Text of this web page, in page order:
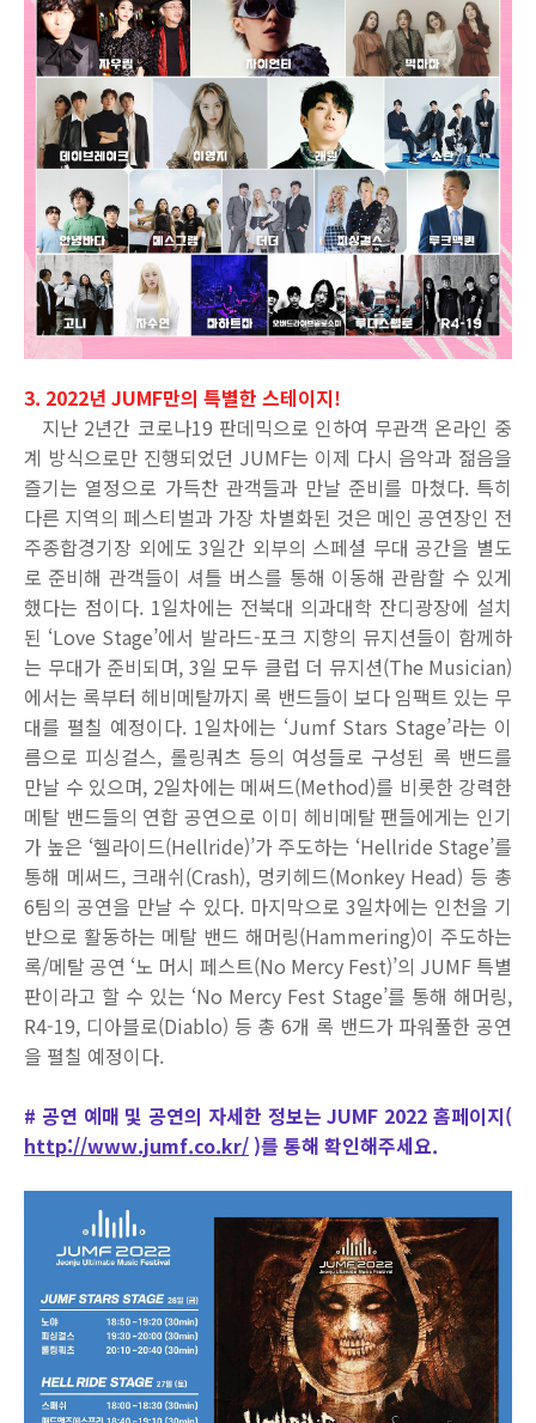
3. 2022년 JUMF만의 특별한 스테이지!
지난 2년간 코로나19 판데믹으로 인하여 무관객 온라인 중
계 방식으로만 진행되었던 JUMF는 이제 다시 음악과 젊음을
즐기는 열정으로 가득찬 관객들과 만날 준비를 마쳤다. 특히
다른 지역의 페스티벌과 가장 차별화된 것은 메인 공연장인 전
주종합경기장 외에도3일간 외부의 스페셜 무대 공간을 별도
로 준비해 관객들이 셔틀 버스를 통해 이동해 관람할 수 있게
했다는 점이다. 1일차에는 전북대 의과대학 잔디광장에 설치
된 ‘Love Stage’에서 발라드-포크 지향의 뮤지션들이 함께하
는 무대가 준비되며, 3일 모두 클럽 더 뮤지션(The Musician)
에서는 록부터 헤비메탈까지 록 밴드들이 보다 임팩트 있는 무
대를 펼칠 예정이다. 1일차에는 ‘Jumf Stars Stage’라는 이
름으로 피싱걸스, 롤링쿼츠 등의 여성들로 구성된 록 밴드를
만날 수 있으며, 2일차에는 메써드(Method)를 비롯한 강력한
메탈 밴드들의 연합 공연으로 이미 헤비메탈 팬들에게는 인기
가 높은 ‘헬라이드(Hellride)’가 주도하는 ‘Hellride Stage’를
통해 메써드, 크래쉬(Crash), 멍키헤드(Monkey Head) 등 총
6팀의 공연을 만날 수 있다. 마지막으로 3일차에는 인천을 기
반으로 활동하는 메탈 밴드 해머링(Hammering)이 주도하는
록/메탈 공연 ‘노 머시 페스트(No Mercy Fest)’의 JUMF 특별
판이라고 할 수 있는 ‘No Mercy Fest Stage’를 통해 해머링,
R4-19, 디아블로(Diablo) 등 총 6개 록 밴드가 파워풀한 공연
을 펼칠 예정이다.
# 공연 예매 및 공연의 자세한 정보는 JUMF 2022 홈페이지(
http://www.jumf.co.kr/ )를 통해 확인해주세요.